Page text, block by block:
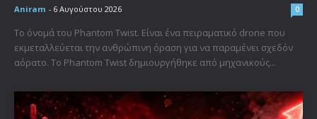
Aniram - 6 Αυγούστου 2026 0
Το όνομά του Phantom Twist. Είναι ένα πειραματικό drone που
εκμεταλλεύεται την ανθρώπινη όραση για να παραμένει σχεδόν
αόρατο. Το Phantom Twist δημιουργήθηκε από μηχανικούς...